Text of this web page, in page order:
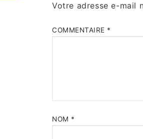
Votre adresse e-mail
COMMENTAIRE *
NOM *